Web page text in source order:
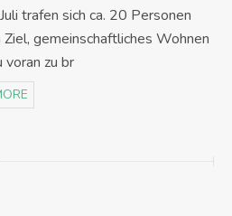
trafen sich ca. 20 Personen
gemeinschaftliches Wohnen
voran zu br